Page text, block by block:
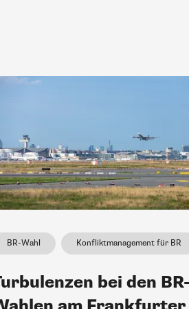
BR-Wahl Konfliktmanagement für BR
bei den BR-